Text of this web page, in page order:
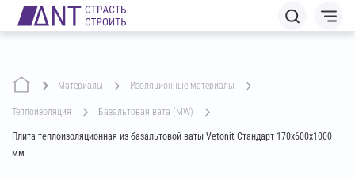
Материалы изоляционные материалы
теплоизоляция базальтовая вата (MW)
Плита теплоизоляционная из базальтовой ваты Vetonit Стандарт 170х600х1000
мм